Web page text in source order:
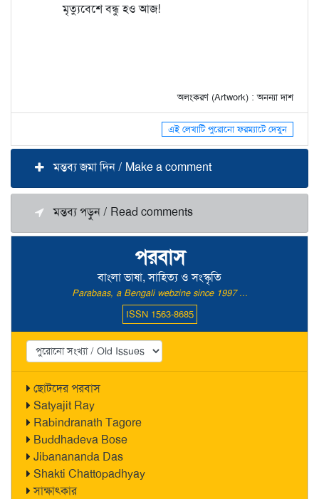
পরবাস
বাংলা ভাষা, সাহিত্য ও সংস্কৃতি
Parabaas, a Bengali webzine since 1997 ...
ISSN 1563-8685
ছোটদের পরবাস
Satyajit Ray
Rabindranath Tagore
Buddhadeva Bose
Jibanananda Das
Shakti Chattopadhyay
সাক্ষাৎকার
মৃত্যুবেশে বন্ধু হও আজ!
অলংকরণ (Artwork) : অনন্যা দাশ
এই লেখাটি পুরোনো ফরম্যাটে দেখুন
মন্তব্য জমা দিন / Make a comment
মন্তব্য পড়ুন / Read comments